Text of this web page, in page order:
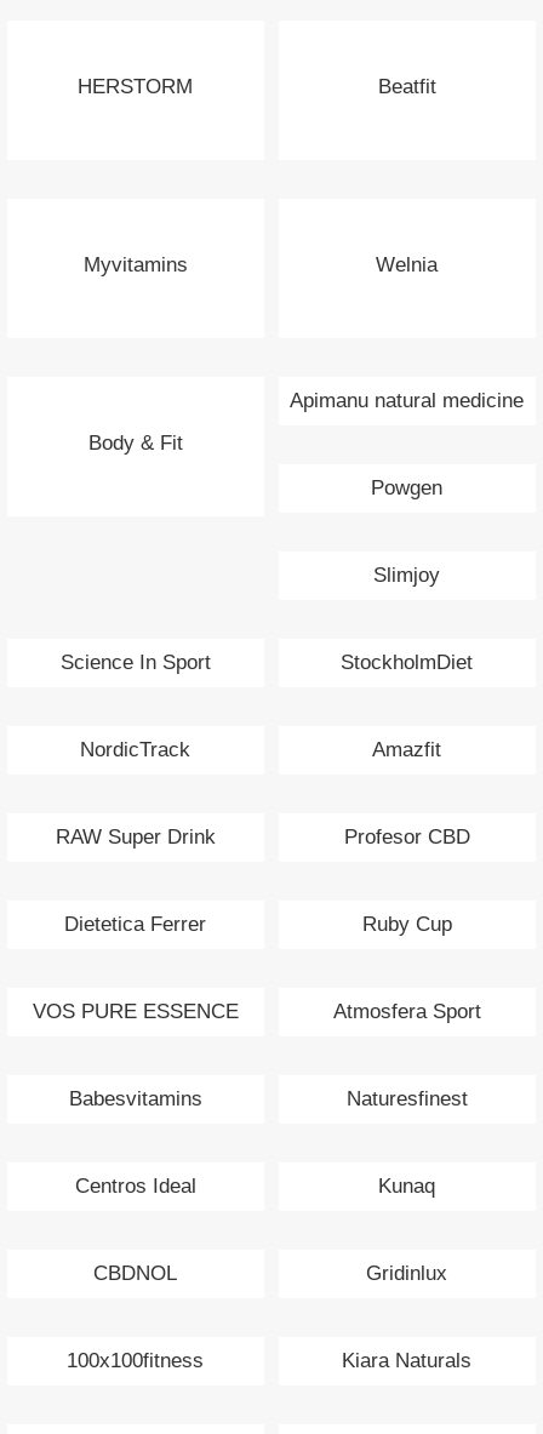
HERSTORM Beatfit
Myvitamins Welnia
Body & Fit
Apimanu natural medicine
Powgen
Slimjoy
Science In Sport StockholmDiet
NordicTrack Amazfit
RAW Super Drink Profesor CBD
Dietetica Ferrer Ruby Cup
VOS PURE ESSENCE Atmosfera Sport
Babesvitamins Naturesfinest
Centros Ideal Kunaq
CBDNOL Gridinlux
100x100fitness Kiara Naturals